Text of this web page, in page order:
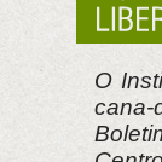
O
cana-